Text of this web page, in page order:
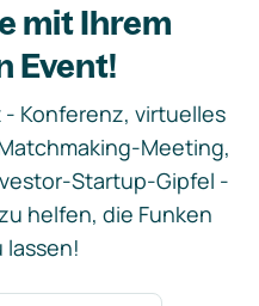
mit Ihrem
Event!
- Konferenz, virtuelles
Meeting,
Startup-Gipfel -
helfen, die Funken